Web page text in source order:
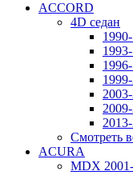
ACCORD
4D седан
Смотреть
ACURA
MDX